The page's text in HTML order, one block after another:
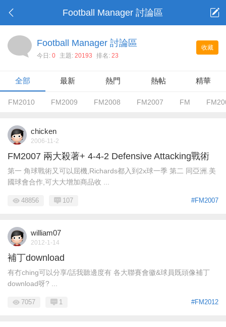
Football Manager 討論區
收藏
Football Manager 討論區
今日: 0 主題: 20193 排名: 23
全部 最新 熱門 熱帖 精華
FM2010 FM2009 FM2008 FM2007 FM
chicken
2006-11-2
FM2007 兩大殺著+ 4-4-2 Defensive Attacking戰術
第一 角球戰術又可以屈機,Richards都入到2x球一季 第二 同亞洲.美
國球會合作,可大大增加商品收 ...
#FM2007
48856 107
william07
2012-1-14
補丁download
有冇ching可以分享/話我聽邊度有 各大聯賽會徽&球員既頭像補丁
download呀? ...
#FM2012
7057 1